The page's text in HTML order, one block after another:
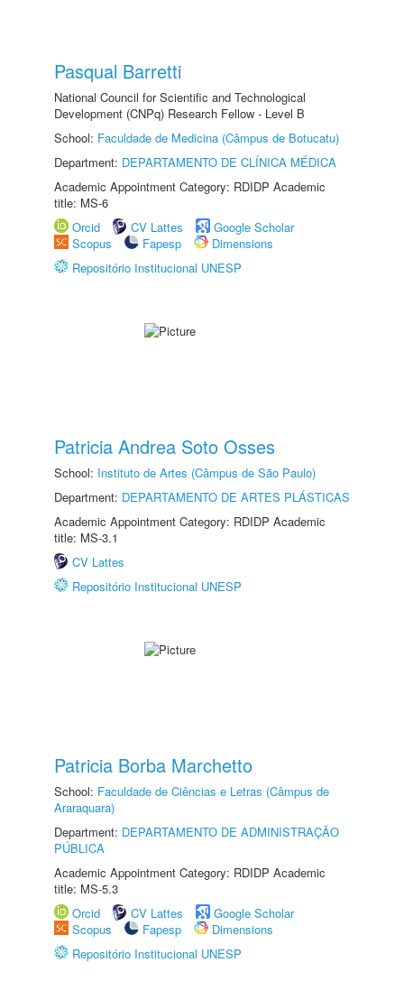
Pasqual Barretti
National Council for Scientific and Technological
Development (CNPq) Research Fellow - Level B
School: Faculdade de Medicina (Câmpus de Botucatu)
Department: DEPARTAMENTO DE CLÍNICA MÉDICA
Academic Appointment Category: RDIDP Academic
title: MS-6
Orcid
CV Lattes
Google Scholar
Scopus
Fapesp
Dimensions
Repositório Institucional UNESP
Patricia Andrea Soto Osses
School: Instituto de Artes (Câmpus de São Paulo)
Department: DEPARTAMENTO DE ARTES PLÁSTICAS
Academic Appointment Category: RDIDP Academic
title: MS-3.1
CV Lattes
Repositório Institucional UNESP
Patricia Borba Marchetto
School: Faculdade de Ciências e Letras (Câmpus de
Araraquara)
Department: DEPARTAMENTO DE ADMINISTRAÇÃO
PÚBLICA
Academic Appointment Category: RDIDP Academic
title: MS-5.3
Orcid
CV Lattes
Google Scholar
Scopus
Fapesp
Dimensions
Repositório Institucional UNESP